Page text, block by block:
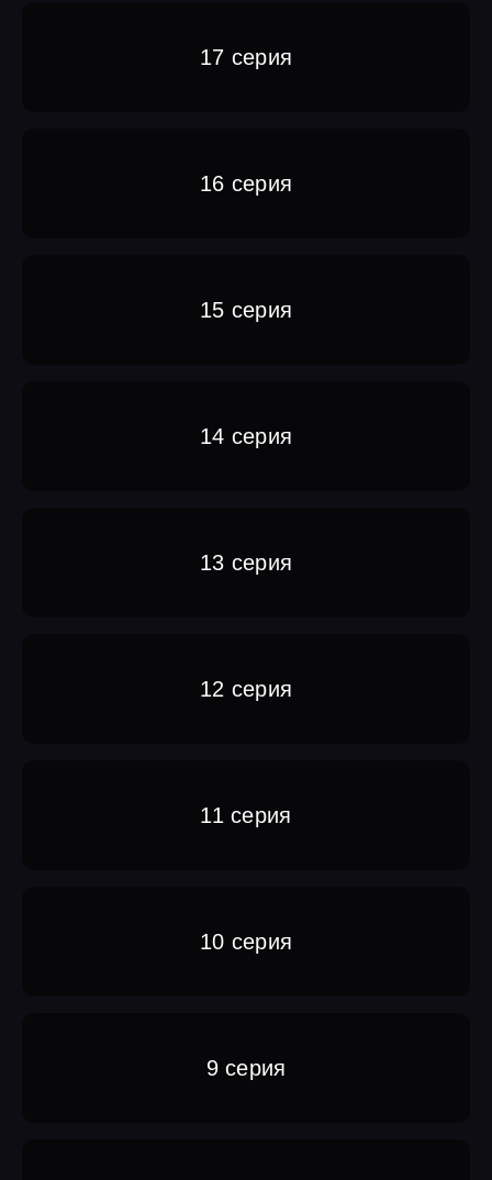
17 серия
16 серия
15 серия
14 серия
13 серия
12 серия
11 серия
10 серия
9 серия